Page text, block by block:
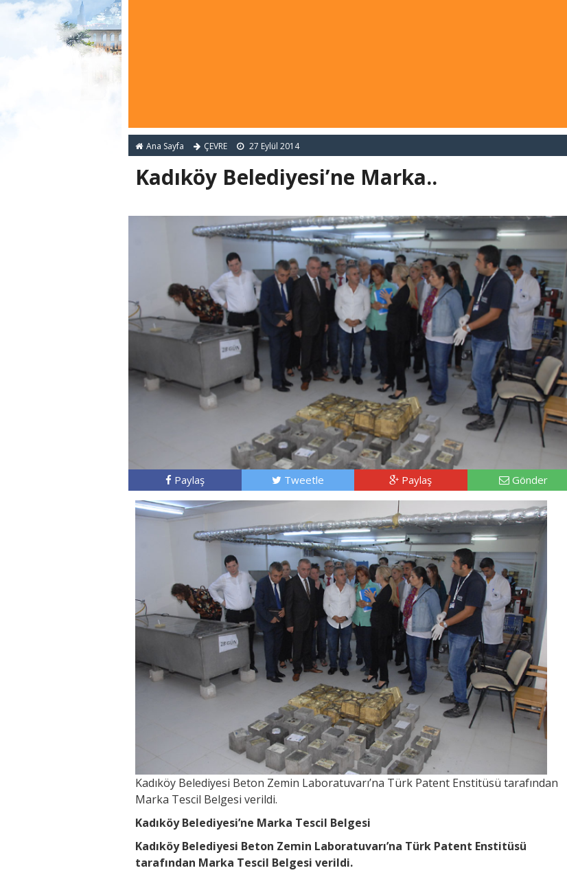
Ana Sayfa ÇEVRE 27 Eylül 2014
Kadıköy Belediyesi’ne Marka..
Paylaş Tweetle Paylaş Gönder
Kadıköy Belediyesi Beton Zemin Laboratuvarı’na Türk Patent Enstitüsü tarafından
Marka Tescil Belgesi verildi.
Kadıköy Belediyesi’ne Marka Tescil Belgesi
Kadıköy Belediyesi Beton Zemin Laboratuvarı’na Türk Patent Enstitüsü
tarafından Marka Tescil Belgesi verildi.